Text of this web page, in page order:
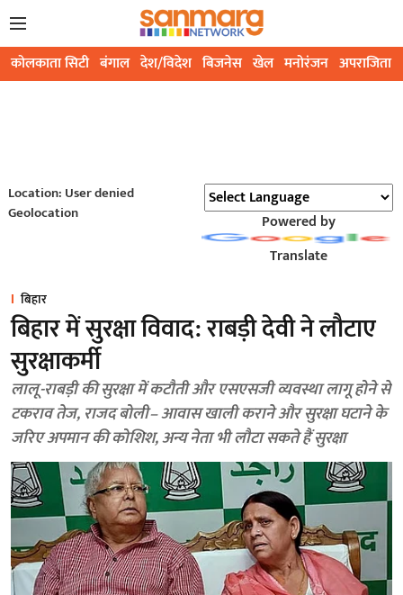
कोलकाता सिटी बंगाल देश/विदेश बिजनेस खेल मनोरंजन अपराजिता
Location: User denied
Geolocation
Powered by
Translate
बिहार
बिहार में सुरक्षा विवाद: राबड़ी देवी ने लौटाए
सुरक्षाकर्मी
लालू-राबड़ी की सुरक्षा में कटौती और एसएसजी व्यवस्था लागू होने से
टकराव तेज, राजद बोली– आवास खाली कराने और सुरक्षा घटाने के
जरिए अपमान की कोशिश, अन्य नेता भी लौटा सकते हैं सुरक्षा